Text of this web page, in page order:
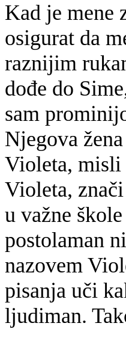
Kad je mene
osigurat da
raznijim
dođe do
sam
Njegova
Violeta, misli
Violeta,
u važne
postolaman
nazovem
pisanja uči
ljudiman.